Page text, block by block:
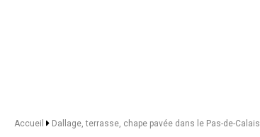
Accueil Dallage, terrasse, chape pavée dans le Pas-de-Calais